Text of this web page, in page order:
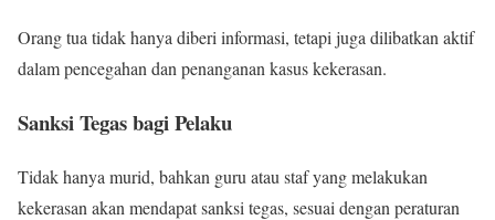
Orang tua tidak hanya diberi informasi, tetapi juga dilibatkan aktif
dalam pencegahan dan penanganan kasus kekerasan.
Sanksi Tegas bagi Pelaku
Tidak hanya murid, bahkan guru atau staf yang melakukan
kekerasan akan mendapat sanksi tegas, sesuai dengan peraturan